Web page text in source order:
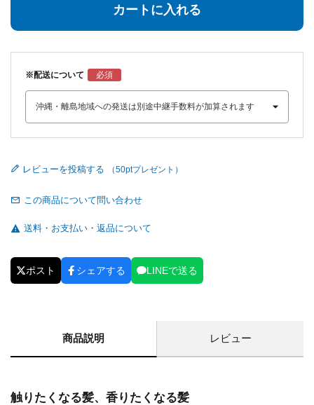
カートに入れる
※配送について
レビューを投稿する
この商品について問い合わせ
送料・お支払い・返品について
ポスト シェアする LINEで送る
商品説明 レビュー
触りたくなる髪、香りたくなる髪